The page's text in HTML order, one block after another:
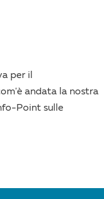
per il
andata la nostra
Point sulle